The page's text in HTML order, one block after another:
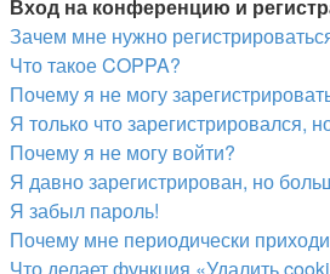
Вход на конференцию и
Зачем мне нужно
Что такое COPPA?
Почему я не могу
Я только что зарегистрировался,
Почему я не могу войти?
Я давно зарегистрирован, но
Я забыл пароль!
Почему мне периодически